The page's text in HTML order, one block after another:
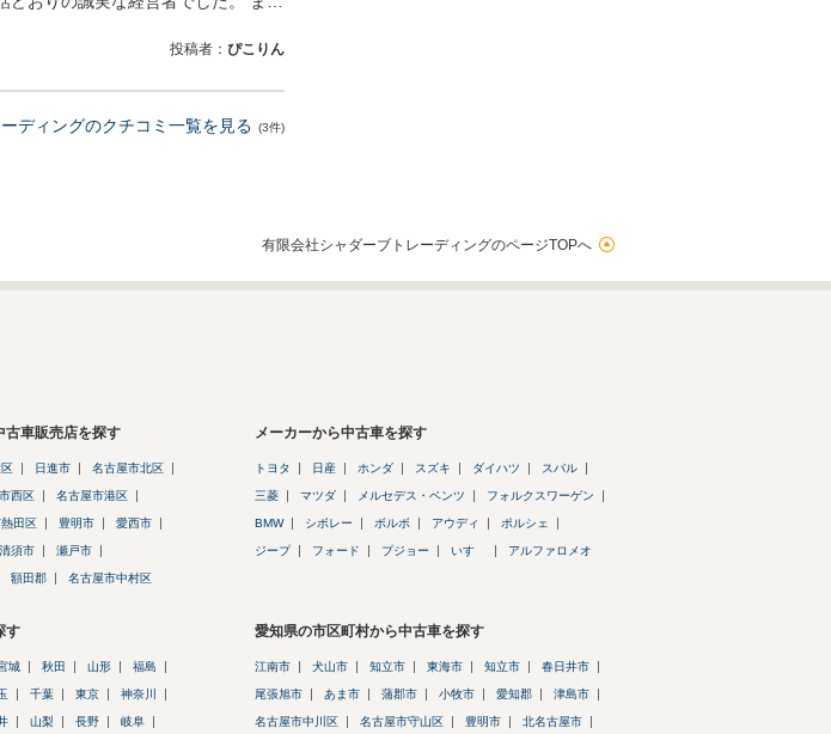
投稿者： ぴこりん
ディングのクチコミ一覧を見る (3件)
有限会社シャダーブトレーディングのページTOPへ
古車販売店を探す
日進市 名古屋市北区
西区 名古屋市港区
田区 豊明市 愛西市
清須市 瀬戸市
額田郡 名古屋市中村区
メーカーから中古車を探す
トヨタ 日産 ホンダ スズキ ダイハツ スバル
三菱 マツダ メルセデス・ベンツ フォルクスワーゲン
BMW シボレー ボルボ アウディ ポルシェ
ジープ フォード プジョー いすゞ アルファロメオ
す
城 秋田 山形 福島
千葉 東京 神奈川
山梨 長野 岐阜
愛知県の市区町村から中古車を探す
江南市 犬山市 知立市 東海市 知立市 春日井市
尾張旭市 あま市 蒲郡市 小牧市 愛知郡 津島市
名古屋市中川区 名古屋市守山区 豊明市 北名古屋市